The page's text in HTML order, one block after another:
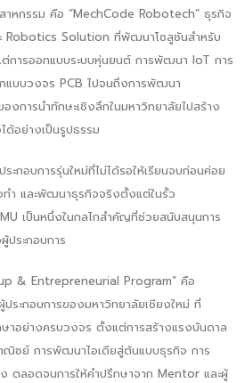
าหกรรม คือ “MechCode Robotech” ธุรกิจ
Robotics Solution ที่พัฒนาโซลูชันสำหรับ
การออกแบบระบบหุ่นยนต์ การพัฒนา IoT การ
แบบวงจร PCB ไปจนถึงการพัฒนา
งการนำทักษะเชิงลึกในมหาวิทยาลัยไปสร้าง
ด้อย่างเป็นรูปธรรม
กอบการรุ่นใหม่ที่ไม่ได้รอให้เรียนจบก่อนค่อย
ำ และพัฒนาธุรกิจจริงตั้งแต่ในรั้ว
เป็นหนึ่งในกลไกสำคัญที่ช่วยสนับสนุนการ
ประกอบการ
& Entrepreneurial Program” คือ
ระกอบการของมหาวิทยาลัยเชียงใหม่ ที่
าอย่างครบวงจร ตั้งแต่การสร้างแรงบันดาล
ณิชย์ การพัฒนาไอเดียสู่ต้นแบบธุรกิจ การ
ตลอดจนการให้คำปรึกษาจาก Mentor และผู้